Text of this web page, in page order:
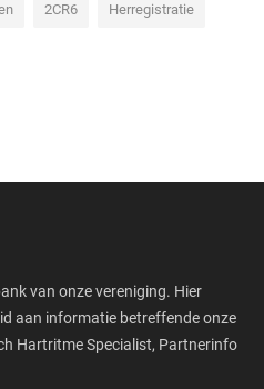
2CR6 Herregistratie
van onze vereniging. Hier
aan informatie betreffende onze
Hartritme Specialist, Partnerinfo